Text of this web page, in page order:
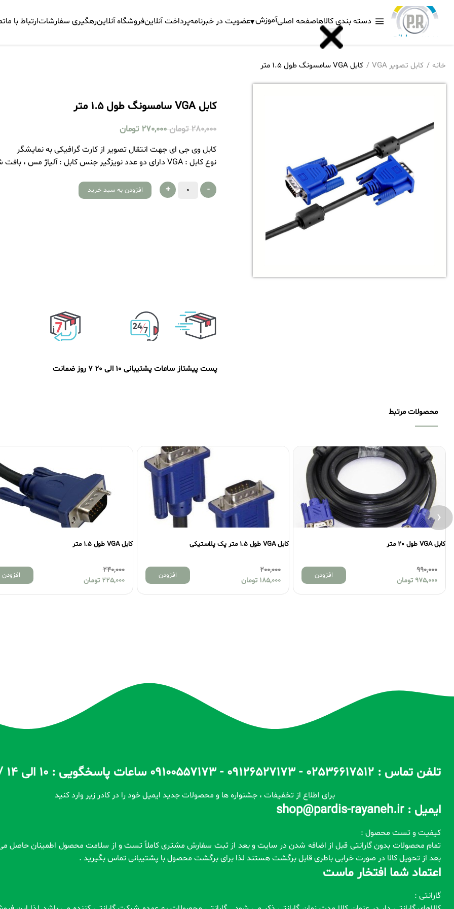
دسته بندی کالاهاصفحه اصلیآموزش عضویت در خبرنامهپرداخت آنلاینفروشگاه آنلاینرهگیری سفارشاتارتباط با ما
خانه کابل تصویر VGA کابل VGA سامسونگ طول 1.5 متر
کابل VGA سامسونگ طول 1.5 متر
280,000 تومان 270,000 تومان
کابل وی جی ای جهت انتقال تصویر از کارت گرافیکی به نمایشگر
نوع کابل ‏‏:‏‏ VGA دارای دو عدد نویزگیر جنس کابل ‏‏:‏‏ آلیاژ مس ، بافت شیلد و روکش پلاستیک نرم و قابل انعطاف
-
+ افزودن به سبد خرید
پست پیشتاز ساعات پشتیبانی 10 الی 20 7 روز ضمانت
محصولات مرتبط
کابل VGA طول 20 متر
990,000
975,000 تومان
افزودن
کابل VGA طول 1.5 متر پک پلاستیکی
200,000
185,000 تومان
افزودن
کابل VGA طول 1.5 متر
240,000
225,000 تومان
افزودن
‹
تلفن تماس : 02536617512 - 09126527173 - 09100557173 ساعات پاسخگویی : 10 الی 14 / 17 الی 22
برای اطلاع از تخفیفات ، جشنواره ها و محصولات جدید ایمیل خود را در کادر زیر وارد کنید
ایمیل : shop@pardis-rayaneh.ir
کیفیت و تست محصول :
بعد از تحویل کالا در صورت خرابی باطری قابل برگشت هستند لذا برای برگشت محصول با پشتیبانی تماس بگیرید .
اعتماد شما افتخار ماست
گارانتی :